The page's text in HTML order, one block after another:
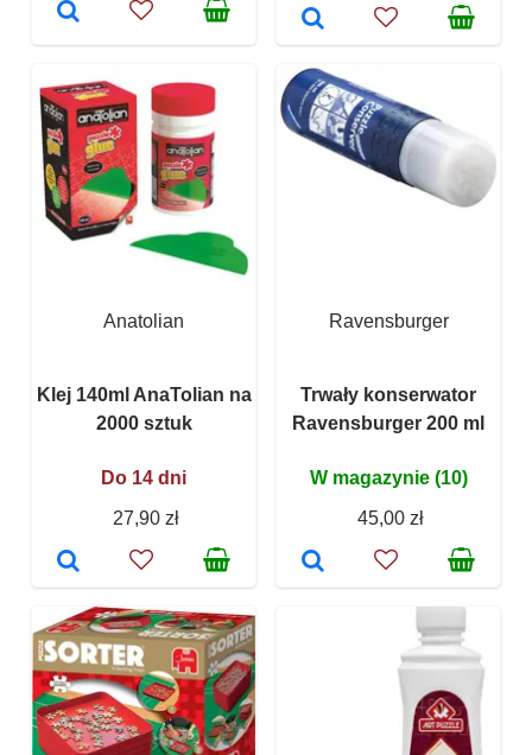
Anatolian
Klej 140ml AnaTolian na
2000 sztuk
Do 14 dni
27,90 zł
Ravensburger
Trwały konserwator
Ravensburger 200 ml
W magazynie (10)
45,00 zł